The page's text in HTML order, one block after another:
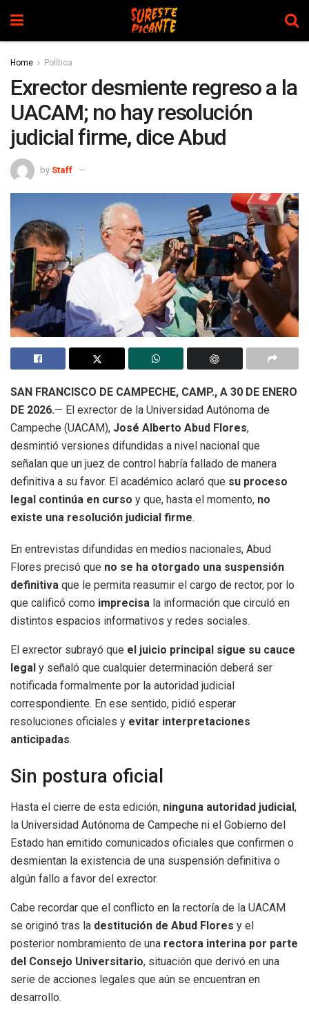
Home Política
Exrector desmiente regreso a la
UACAM; no hay resolución
judicial firme, dice Abud
by Staff
SAN FRANCISCO DE CAMPECHE, CAMP., A 30 DE ENERO
DE 2026.— El exrector de la Universidad Autónoma de
Campeche (UACAM), José Alberto Abud Flores,
desmintió versiones difundidas a nivel nacional que
señalan que un juez de control habría fallado de manera
definitiva a su favor. El académico aclaró que su proceso
legal continúa en curso y que, hasta el momento, no
existe una resolución judicial firme.
En entrevistas difundidas en medios nacionales, Abud
Flores precisó que no se ha otorgado una suspensión
definitiva que le permita reasumir el cargo de rector, por lo
que calificó como imprecisa la información que circuló en
distintos espacios informativos y redes sociales.
El exrector subrayó que el juicio principal sigue su cauce
legal y señaló que cualquier determinación deberá ser
notificada formalmente por la autoridad judicial
correspondiente. En ese sentido, pidió esperar
resoluciones oficiales y evitar interpretaciones
anticipadas.
Sin postura oficial
Hasta el cierre de esta edición, ninguna autoridad judicial,
la Universidad Autónoma de Campeche ni el Gobierno del
Estado han emitido comunicados oficiales que confirmen o
desmientan la existencia de una suspensión definitiva o
algún fallo a favor del exrector.
Cabe recordar que el conflicto en la rectoría de la UACAM
se originó tras la destitución de Abud Flores y el
posterior nombramiento de una rectora interina por parte
del Consejo Universitario, situación que derivó en una
serie de acciones legales que aún se encuentran en
desarrollo.